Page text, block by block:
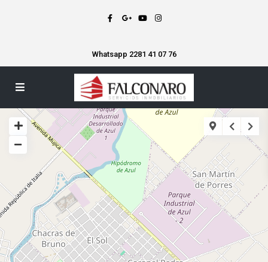
Whatsapp 2281 41 07 76